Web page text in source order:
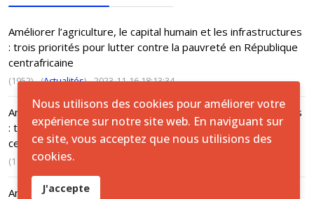
Améliorer l’agriculture, le capital humain et les infrastructures
: trois priorités pour lutter contre la pauvreté en République
centrafricaine
(1952) (Actualités) 2023-11-16 18:13:34
Améliorer l’agriculture, le capital humain et les infrastructures
: trois priorités pour lutter contre la pauvreté en République
centrafricaine
(1173) (ACTUS)
Annuaire Satistique, Fondamental 1, Alphabétisation et
Nous utilisons des cookies pour améliorer votre
expérience sur notre site web. En naviguant sur
ce site, vous acceptez que nous utilisions des
cookies.
J'accepte